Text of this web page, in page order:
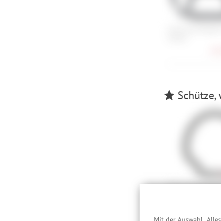
Schütze,
Abus Goose